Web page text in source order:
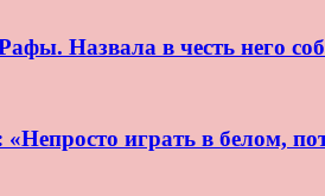
Назвала в честь него
играть в белом,